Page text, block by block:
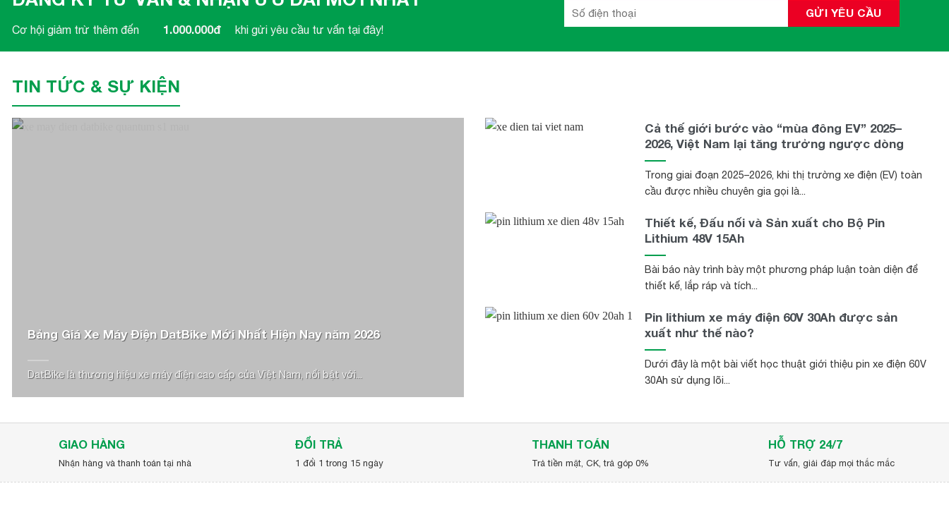
General Motors
Hancook
Hangcha
Cơ hội giảm trừ thêm đến 1.000.000đ khi gửi yêu cầu tư vấn tại đây!
TIN TỨC & SỰ KIỆN
Bảng Giá Xe Máy Điện DatBike Mới Nhất Hiện Nay năm 2026
DatBike là thương hiệu xe máy điện cao cấp của Việt Nam, nổi bật với...
Cả thế giới bước vào “mùa đông EV” 2025–
2026, Việt Nam lại tăng trưởng ngược dòng
Trong giai đoạn 2025–2026, khi thị trường xe điện (EV) toàn
cầu được nhiều chuyên gia gọi là...
Thiết kế, Đấu nối và Sản xuất cho Bộ Pin
Lithium 48V 15Ah
Bài báo này trình bày một phương pháp luận toàn diện để
thiết kế, lắp ráp và tích...
Pin lithium xe máy điện 60V 30Ah được sản
xuất như thế nào?
Dưới đây là một bài viết học thuật giới thiệu pin xe điện 60V
30Ah sử dụng lõi...
GIAO HÀNG
Nhận hàng và thanh toán tại nhà
ĐỔI TRẢ
1 đổi 1 trong 15 ngày
THANH TOÁN
Trả tiền mặt, CK, trả góp 0%
HỖ TRỢ 24/7
Tư vấn, giải đáp mọi thắc mắc